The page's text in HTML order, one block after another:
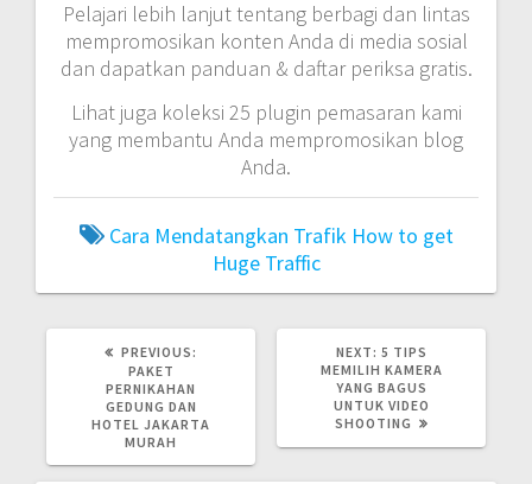
Pelajari lebih lanjut tentang berbagi dan lintas
mempromosikan konten Anda di media sosial
dan dapatkan panduan & daftar periksa gratis.
Lihat juga koleksi 25 plugin pemasaran kami
yang membantu Anda mempromosikan blog
Anda.
Cara Mendatangkan Trafik How to get
Huge Traffic
PREVIOUS:
PAKET
PERNIKAHAN
GEDUNG DAN
HOTEL JAKARTA
MURAH
NEXT: NEXT
POST:
5 TIPS
MEMILIH KAMERA
YANG BAGUS
UNTUK VIDEO
SHOOTING